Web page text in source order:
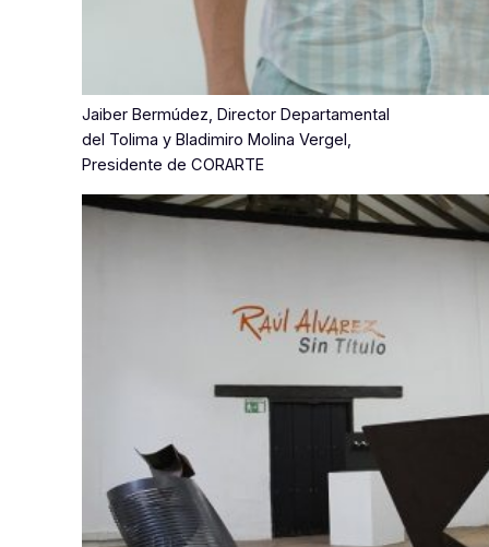
Jaiber Bermúdez, Director Departamental
del Tolima y Bladimiro Molina Vergel,
Presidente de CORARTE